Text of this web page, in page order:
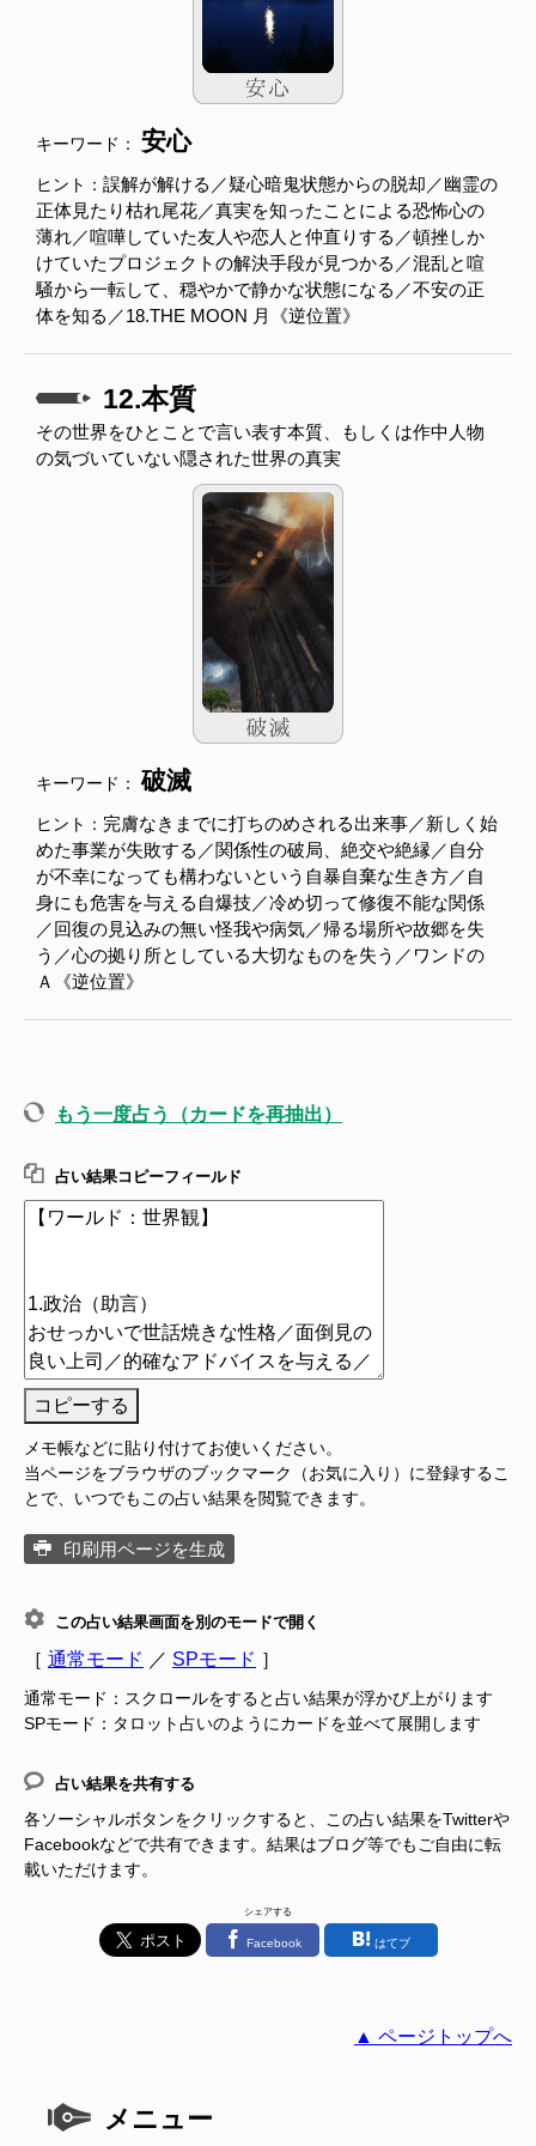
キーワード： 安心
ヒント： 誤解が解ける／疑心暗鬼状態からの脱却／幽霊の
正体見たり枯れ尾花／真実を知ったことによる恐怖心の
薄れ／喧嘩していた友人や恋人と仲直りする／頓挫しか
けていたプロジェクトの解決手段が見つかる／混乱と喧
騒から一転して、穏やかで静かな状態になる／不安の正
体を知る／18.THE MOON 月《逆位置》
12.本質
その世界をひとことで言い表す本質、もしくは作中人物
の気づいていない隠された世界の真実
キーワード：破滅
ヒント： 完膚なきまでに打ちのめされる出来事／新しく始
めた事業が失敗する／関係性の破局、絶交や絶縁／自分
が不幸になっても構わないという自暴自棄な生き方／自
身にも危害を与える自爆技／冷め切って修復不能な関係
／回復の見込みの無い怪我や病気／帰る場所や故郷を失
う／心の拠り所としている大切なものを失う／ワンドの
Ａ《逆位置》
もう一度占う（カードを再抽出）
占い結果コピーフィールド
コピーする
メモ帳などに貼り付けてお使いください。
当ページをブラウザのブックマーク（お気に入り）に登録するこ
とで、いつでもこの占い結果を閲覧できます。
印刷用ページを生成
この占い結果画面を別のモードで開く
［ 通常モード ／ SPモード ］
通常モード：スクロールをすると占い結果が浮かび上がります
SPモード：タロット占いのようにカードを並べて展開します
占い結果を共有する
各ソーシャルボタンをクリックすると、この占い結果をTwitterや
Facebookなどで共有できます。結果はブログ等でもご自由に転
載いただけます。
シェアする
Facebook はてブ
▲ ページトップへ
メニュー